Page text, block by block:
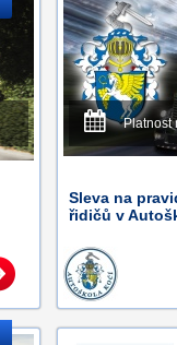
Platnost
Sleva na
řidičů v